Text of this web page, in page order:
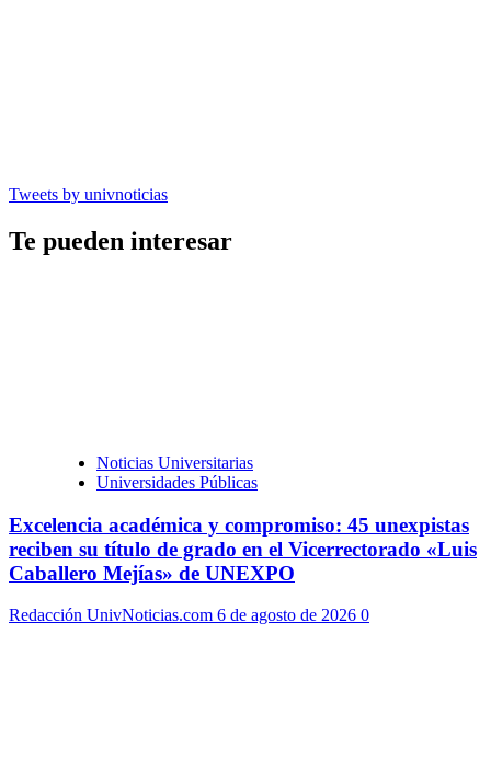
Tweets by univnoticias
Te pueden interesar
Noticias Universitarias
Universidades Públicas
Excelencia académica y compromiso: 45 unexpistas
reciben su título de grado en el Vicerrectorado «Luis
Caballero Mejías» de UNEXPO
Redacción UnivNoticias.com 6 de agosto de 2026 0